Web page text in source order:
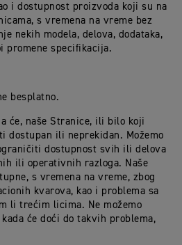
i dostupnost proizvoda koji su na
s vremena na vreme bez
nekih modela, delova, dodataka,
promene specifikacija.
besplatno.
će, naše Stranice, ili bilo koji
dostupan ili neprekidan. Možemo
dostupnost svih ili delova
ili operativnih razloga. Naše
s vremena na vreme, zbog
kvarova, kao i problema sa
li trećim licima. Ne možemo
će doći do takvih problema,